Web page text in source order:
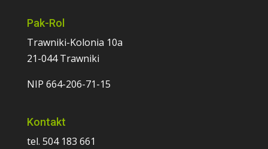
Pak-Rol
Trawniki-Kolonia 10a
21-044 Trawniki
NIP 664-206-71-15
Kontakt
tel. 504 183 661